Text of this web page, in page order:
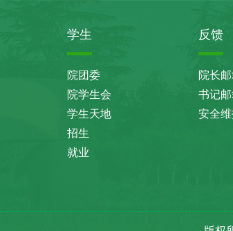
学生
院团委
院学生会
学生天地
招生
就业
反馈
院长
书记
安全